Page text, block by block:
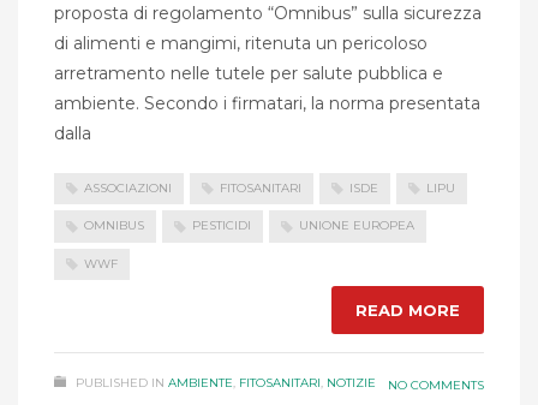
proposta di regolamento “Omnibus” sulla sicurezza
di alimenti e mangimi, ritenuta un pericoloso
arretramento nelle tutele per salute pubblica e
ambiente. Secondo i firmatari, la norma presentata
dalla
ASSOCIAZIONI FITOSANITARI ISDE LIPU
OMNIBUS PESTICIDI UNIONE EUROPEA
WWF
READ MORE
PUBLISHED IN AMBIENTE, FITOSANITARI, NOTIZIE NO COMMENTS